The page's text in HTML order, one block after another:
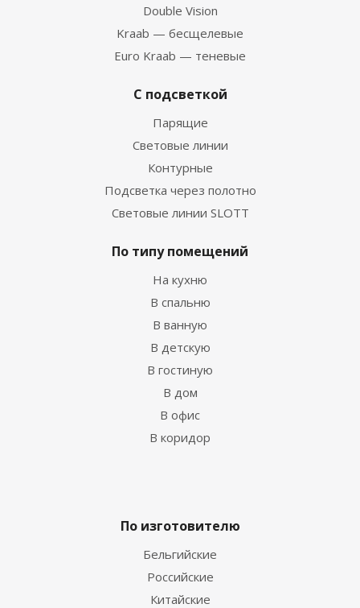
Double Vision
Kraab — бесщелевые
Euro Kraab — теневые
С подсветкой
Парящие
Световые линии
Контурные
Подсветка через полотно
Световые линии SLOTT
По типу помещений
На кухню
В спальню
В ванную
В детскую
В гостиную
В дом
В офис
В коридор
По изготовителю
Бельгийские
Российские
Китайские